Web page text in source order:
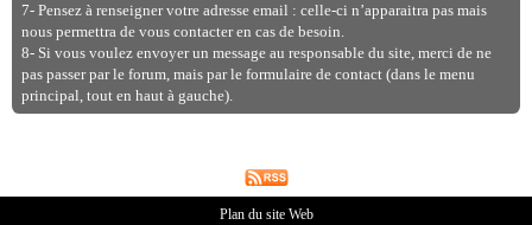
7- Pensez à renseigner votre adresse email : celle-ci n’apparaitra pas mais
nous permettra de vous contacter en cas de besoin.
8- Si vous voulez envoyer un message au responsable du site, merci de ne
pas passer par le forum, mais par le formulaire de contact (dans le menu
principal, tout en haut à gauche).
Plan du site Web